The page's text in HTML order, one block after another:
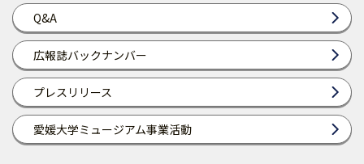
Q&A
広報誌バックナンバー
プレスリリース
愛媛大学ミュージアム事業活動